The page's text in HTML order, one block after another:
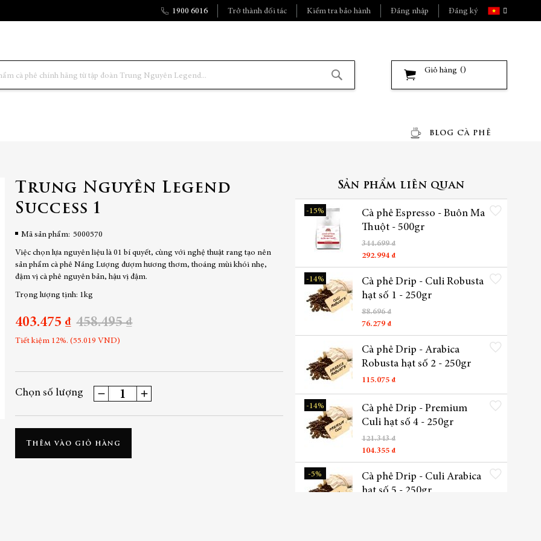
Ngôn
ngữ
Trở thành đối tác Đăng nhập
1900 6016 Kiểm tra bảo hành Đăng ký
Giỏ hàng
BLOG CÀ PHÊ
Trung Nguyên Legend
Success 1
Mã sản phẩm 5000570
Việc chọn lựa nguyên liệu là 01 bí quyết, cùng với nghệ thuật rang tạo nên
sản phẩm cà phê Năng Lượng đượm hương thơm, thoáng mùi khói nhẹ,
đậm vị cà phê nguyên bản, hậu vị đậm.
Trọng lượng tịnh: 1kg
458.495 ₫
403.475 ₫
Tiết kiệm 12%. (55.019 VND)
Chọn số lượng
Thêm vào giỏ hàng
Sản phẩm liên quan
-15%
Cà phê Espresso - Buôn Ma
Thuột - 500gr
344.699 ₫
292.994 ₫
Thêm vào danh sách yêu
-14%
Cà phê Drip - Culi Robusta
hạt số 1 - 250gr
88.696 ₫
76.279 ₫
Thêm vào danh sách yêu
Cà phê Drip - Arabica
Robusta hạt số 2 - 250gr
115.075 ₫
Thêm vào danh sách yêu
-14%
Cà phê Drip - Premium
Culi hạt số 4 - 250gr
121.343 ₫
104.355 ₫
Thêm vào danh sách yêu
-5%
Cà phê Drip - Culi Arabica
hạt số 5 - 250gr
Thêm vào danh sách yêu